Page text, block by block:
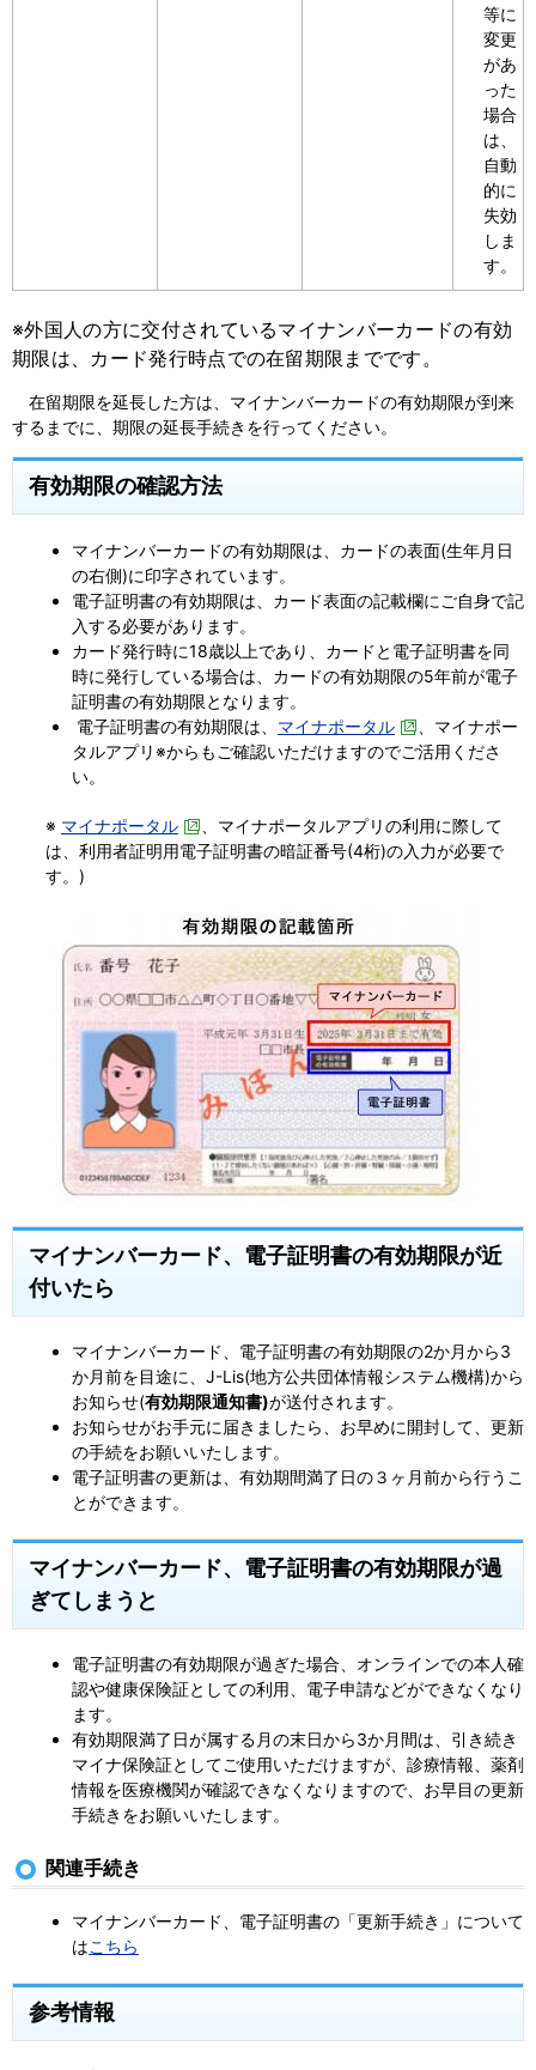
等に
変更
があ
った
場合
は、
自動
的に
失効
しま
す。
※外国人の方に交付されているマイナンバーカードの有効
期限は、カード発行時点での在留期限までです。
在留期限を延長した方は、マイナンバーカードの有効期限が到来
するまでに、期限の延長手続きを行ってください。
有効期限の確認方法
マイナンバーカードの有効期限は、カードの表面(生年月日
の右側)に印字されています。
電子証明書の有効期限は、カード表面の記載欄にご自身で記
入する必要があります。
カード発行時に18歳以上であり、カードと電子証明書を同
時に発行している場合は、カードの有効期限の5年前が電子
証明書の有効期限となります。
電子証明書の有効期限は、 マイナポータル
、マイナポー
タルアプリ※からもご確認いただけますのでご活用くださ
い。
※ マイナポータル
、マイナポータルアプリの利用に際して
は、利用者証明用電子証明書の暗証番号(4桁)の入力が必要で
す。)
マイナンバーカード、電子証明書の有効期限が近
付いたら
マイナンバーカード、電子証明書の有効期限の2か月から3
か月前を目途に、J-Lis(地方公共団体情報システム機構)から
お知らせ(有効期限通知書)が送付されます。
お知らせがお手元に届きましたら、お早めに開封して、更新
の手続をお願いいたします。
電子証明書の更新は、有効期間満了日の３ヶ月前から行うこ
とができます。
マイナンバーカード、電子証明書の有効期限が過
ぎてしまうと
電子証明書の有効期限が過ぎた場合、オンラインでの本人確
認や健康保険証としての利用、電子申請などができなくなり
ます。
有効期限満了日が属する月の末日から3か月間は、引き続き
マイナ保険証としてご使用いただけますが、診療情報、薬剤
情報を医療機関が確認できなくなりますので、お早目の更新
手続きをお願いいたします。
関連手続き
マイナンバーカード、電子証明書の「更新手続き」について
はこちら
参考情報